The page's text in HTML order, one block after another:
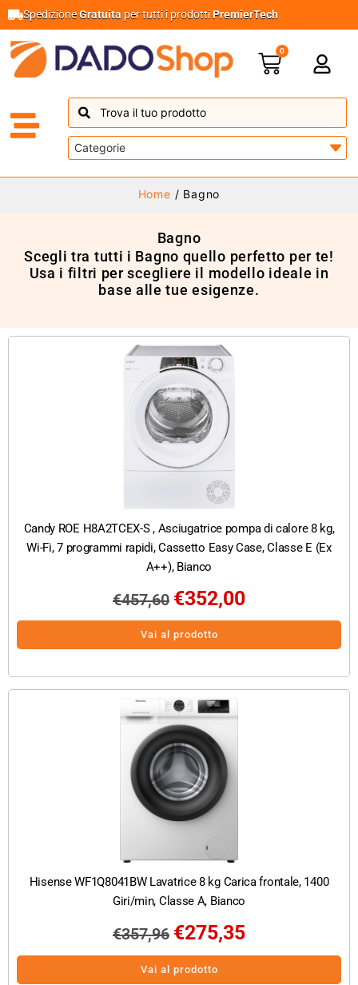
SpedizioneGratuita per tutti i prodottiPremierTech
0
Home / Bagno
Bagno
Scegli tra tutti i Bagno quello perfetto per te!
Usa i filtri per scegliere il modello ideale in
base alle tue esigenze.
Candy ROE H8A2TCEX-S , Asciugatrice pompa di calore 8 kg,
Wi-Fi, 7 programmi rapidi, Cassetto Easy Case, Classe E (Ex
A++), Bianco
€457,60 €352,00
Vai al prodotto
Hisense WF1Q8041BW Lavatrice 8 kg Carica frontale, 1400
Giri/min, Classe A, Bianco
€357,96 €275,35
Vai al prodotto